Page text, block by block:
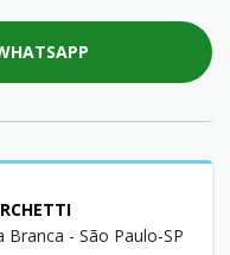
- São Paulo-SP